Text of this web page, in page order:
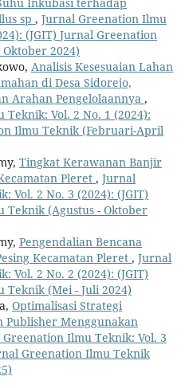
Inkubasi terhadap
sp , Jurnal Greenation Ilmu
(JGIT) Jurnal Greenation
2024)
Analisis Kesesuaian Lahan
di Desa Sidorejo,
Arahan Pengelolaannya ,
Vol. 2 No. 1 (2024):
Ilmu Teknik (Februari-April
Tingkat Kerawanan Banjir
Pleret , Jurnal
Vol. 2 No. 3 (2024): (JGIT)
Teknik (Agustus - Oktober
Pengendalian Bencana
Kecamatan Pleret , Jurnal
Vol. 2 No. 2 (2024): (JGIT)
(Mei - Juli 2024)
Optimalisasi Strategi
Publisher Menggunakan
Ilmu Teknik: Vol. 3
Greenation Ilmu Teknik